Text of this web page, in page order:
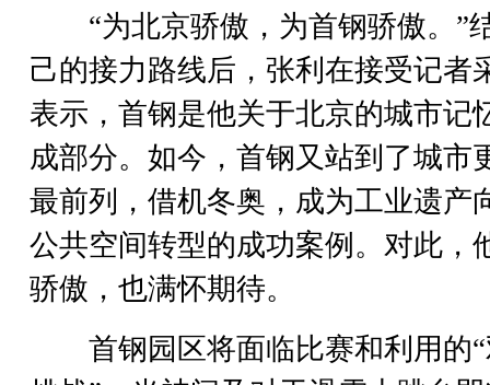
“为北京骄傲，为首钢骄傲。”
己的接力路线后，张利在接受记者
表示，首钢是他关于北京的城市记
成部分。如今，首钢又站到了城市
最前列，借机冬奥，成为工业遗产
公共空间转型的成功案例。对此，
骄傲，也满怀期待。
首钢园区将面临比赛和利用的“